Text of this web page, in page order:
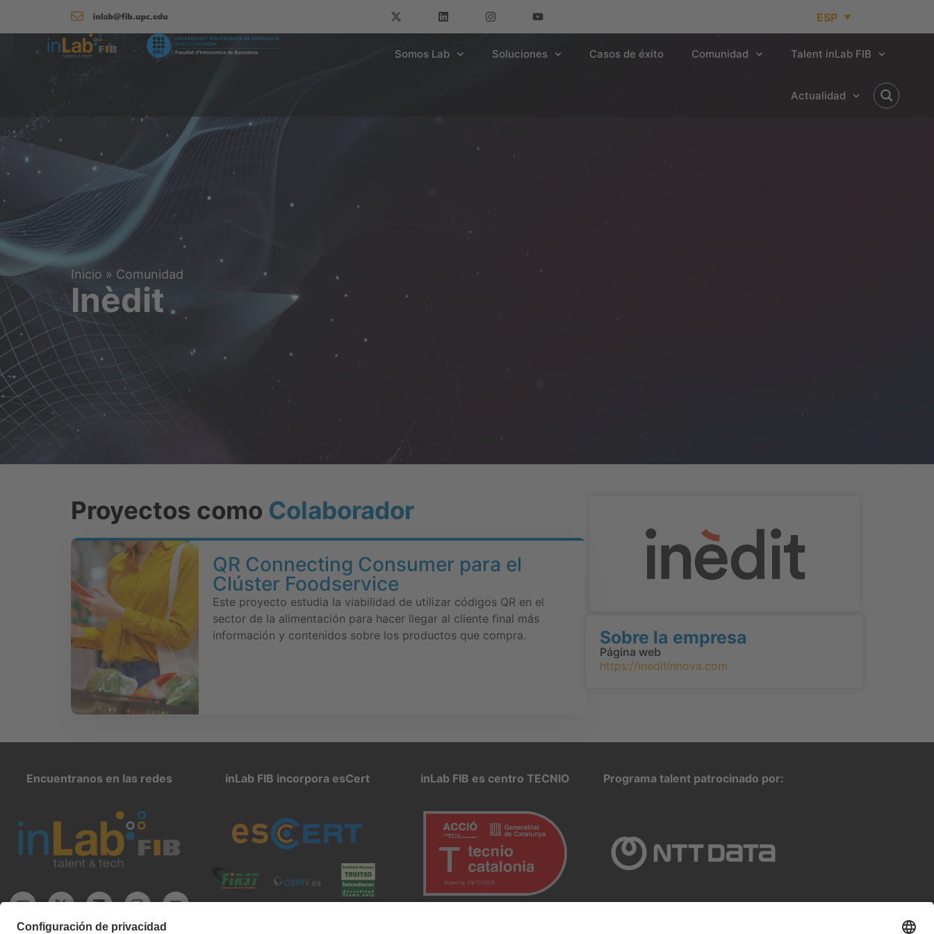
ESP
Somos Lab Soluciones Casos de éxito Comunidad Talent inLab FIB
Actualidad
Inicio » Comunidad
Inèdit
Proyectos como Colaborador
QR Connecting Consumer para el
Clúster Foodservice
Este proyecto estudia la viabilidad de utilizar códigos QR en el
sector de la alimentación para hacer llegar al cliente final más
información y contenidos sobre los productos que compra.
Sobre la empresa
Página web
https://ineditinnova.com
Encuentranos en las redes
inlab@fib.upc.edu
inLab FIB incorpora esCert inLab FIB es centro TECNIO Programa talent patrocinado por: